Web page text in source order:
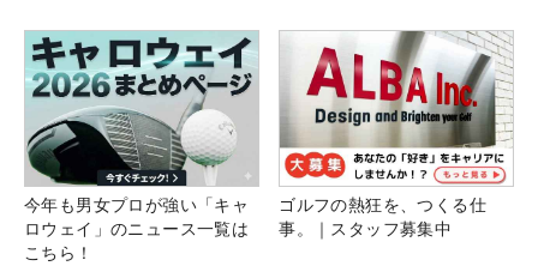
今年も男女プロが強い「キャ
ロウェイ」のニュース一覧は
こちら！
ゴルフの熱狂を、つくる仕
事。｜スタッフ募集中